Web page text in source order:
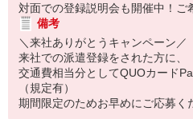
対面での登録説明会も開催中！ご
備考
＼来社ありがとうキャンペーン／
来社での派遣登録をされた方に、
交通費相当分としてQUOカード
（規定有）
期間限定のためお早めにご応募く